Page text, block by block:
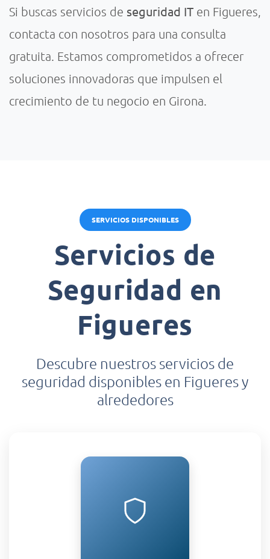
Si buscas servicios de seguridad IT en Figueres,
contacta con nosotros para una consulta
gratuita. Estamos comprometidos a ofrecer
soluciones innovadoras que impulsen el
crecimiento de tu negocio en Girona.
SERVICIOS DISPONIBLES
Servicios de
Seguridad en
Figueres
Descubre nuestros servicios de
seguridad disponibles en Figueres y
alrededores